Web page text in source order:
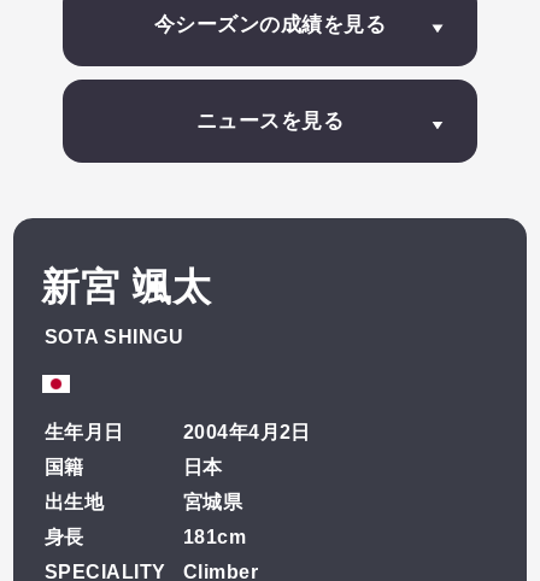
今シーズンの成績を見る
ニュースを見る
新宮 颯太
SOTA SHINGU
生年月日
2004年4月2日
国籍
日本
出生地
宮城県
身長
181cm
SPECIALITY
Climber